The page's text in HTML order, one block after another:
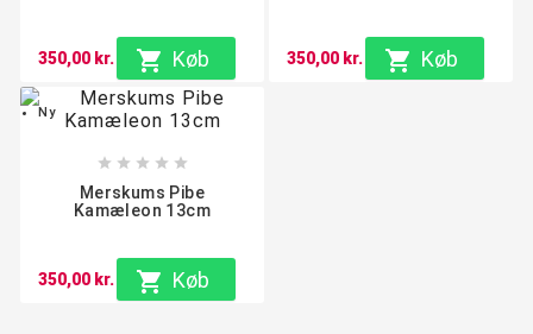
350,00 kr.  Køb 350,00 kr.  Køb
Ny
    
Merskums Pibe
Kamæleon 13cm
350,00 kr.  Køb